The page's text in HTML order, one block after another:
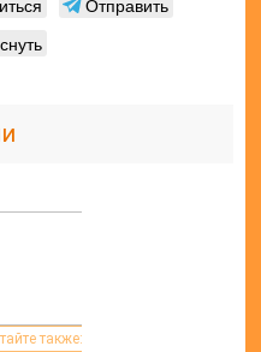
Отправить
также: